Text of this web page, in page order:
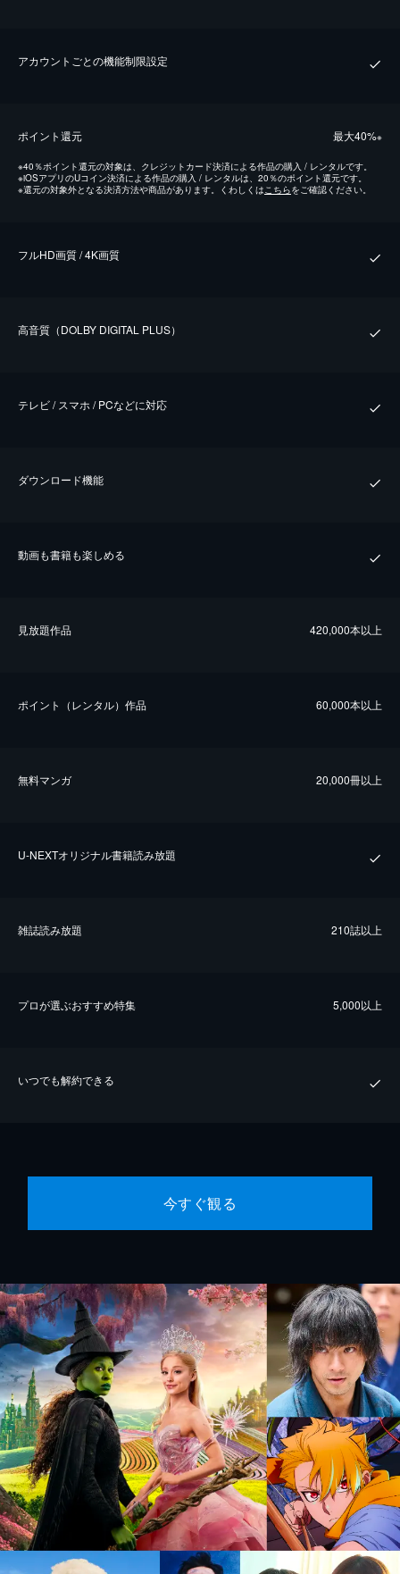
アカウントごとの機能制限設定
ポイント還元 最⼤40%※
※40％ポイント還元の対象は、クレジットカード決済による作品の購入 / レンタルです。
※iOSアプリのUコイン決済による作品の購入 / レンタルは、20％のポイント還元です。
※還元の対象外となる決済方法や商品があります。くわしくはこちらをご確認ください。
フルHD画質 / 4K画質
⾼⾳質（DOLBY DIGITAL PLUS）
テレビ / スマホ / PCなどに対応
ダウンロード機能
動画も書籍も楽しめる
⾒放題作品 420,000本以上
ポイント（レンタル）作品 60,000本以上
無料マンガ 20,000冊以上
U-NEXTオリジナル書籍読み放題
雑誌読み放題 210誌以上
プロが選ぶおすすめ特集 5,000以上
いつでも解約できる
今すぐ観る